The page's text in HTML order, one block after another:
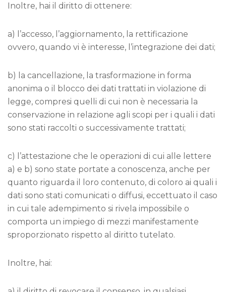
Inoltre, hai il diritto di ottenere:
a) l’accesso, l’aggiornamento, la rettificazione
ovvero, quando vi è interesse, l’integrazione dei dati;
b) la cancellazione, la trasformazione in forma
anonima o il blocco dei dati trattati in violazione di
legge, compresi quelli di cui non è necessaria la
conservazione in relazione agli scopi per i quali i dati
sono stati raccolti o successivamente trattati;
c) l’attestazione che le operazioni di cui alle lettere
a) e b) sono state portate a conoscenza, anche per
quanto riguarda il loro contenuto, di coloro ai quali i
dati sono stati comunicati o diffusi, eccettuato il caso
in cui tale adempimento si rivela impossibile o
comporta un impiego di mezzi manifestamente
sproporzionato rispetto al diritto tutelato.
Inoltre, hai: